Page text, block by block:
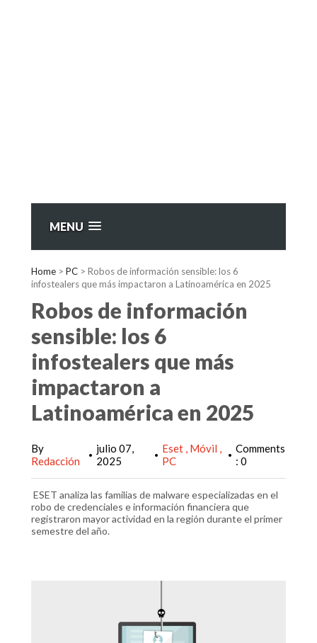
MENU
Home > PC > Robos de información sensible: los 6
infostealers que más impactaron a Latinoamérica en 2025
Robos de información
sensible: los 6
infostealers que más
impactaron a
Latinoamérica en 2025
By
Redacción
• julio 07,
2025
• Eset Móvil
PC
• Comments
: 0
ESET analiza las familias de malware especializadas en el
robo de credenciales e información financiera que
registraron mayor actividad en la región durante el primer
semestre del año.